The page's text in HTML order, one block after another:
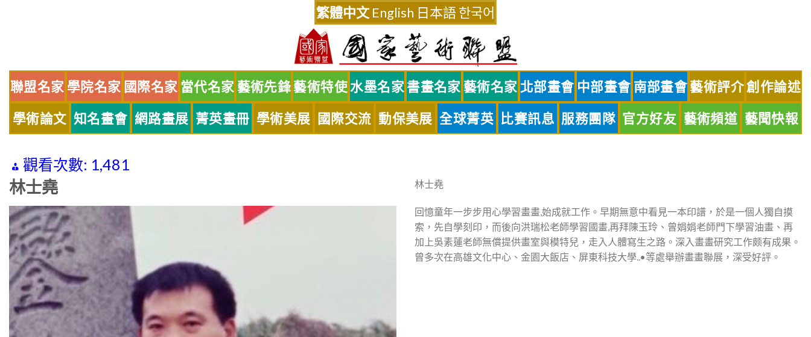
繁體中文 English 日本語한국어
聯盟名家 學院名家 國際名家 當代名家 藝術先鋒藝術特使水墨名家 書畫名家 藝術名家 北部畫會 中部畫會 南部畫會藝術評介創作論述
學術論文 知名畫會 網路畫展 菁英畫冊 學術美展 國際交流 動保美展 全球菁英 比賽訊息 服務團隊 官方好友 藝術頻道 藝聞快報
觀看次數: 1,481
林士堯 林士堯
回憶童年一步步用心學習畫畫,始成就工作。早期無意中看見一本印譜，於是一個人獨自摸
索，先自學刻印，而後向洪瑞松老師學習國畫,再拜陳玉玲、曾娟娟老師門下學習油畫、再
加上吳素蓮老師無償提供畫室與模特兒，走入人體寫生之路。深入畫畫研究工作颇有成果。
曾多次在高雄文化中心、金園大飯店、屏東科技大學..•等處舉辦畫畫聯展，深受好評。